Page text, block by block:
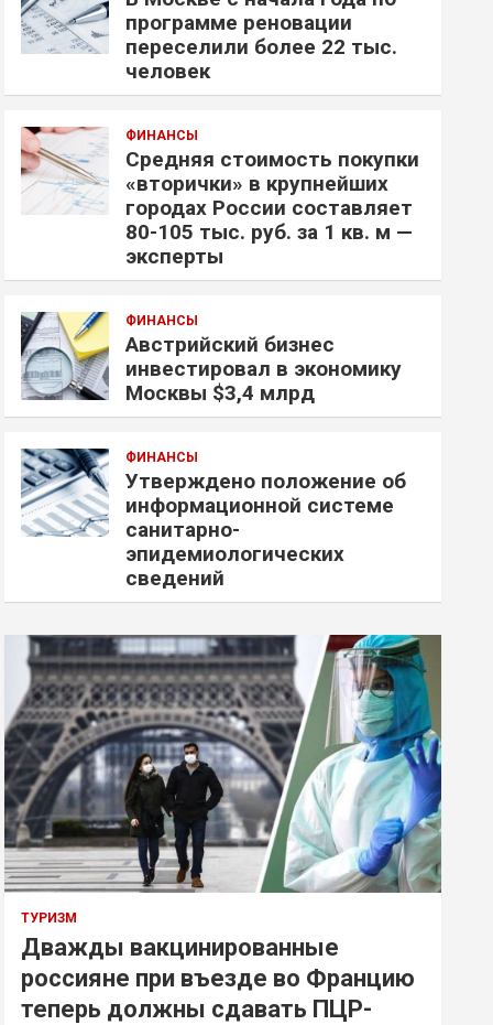
программе реновации
переселили более 22 тыс.
человек
ФИНАНСЫ
Средняя стоимость покупки
«вторички» в крупнейших
городах России составляет
80-105 тыс. руб. за 1 кв. м —
эксперты
ФИНАНСЫ
Австрийский бизнес
инвестировал в экономику
Москвы $3,4 млрд
ФИНАНСЫ
Утверждено положение об
информационной системе
санитарно-
эпидемиологических
сведений
ТУРИЗМ
Дважды вакцинированные
россияне при въезде во Францию
теперь должны сдавать ПЦР-